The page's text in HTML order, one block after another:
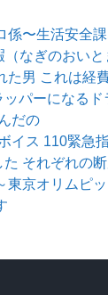
係〜生活安全
（なぎのおいと
た男 これは経
パーになるド
だの
イス 110緊急
た それぞれの
東京オリムピ